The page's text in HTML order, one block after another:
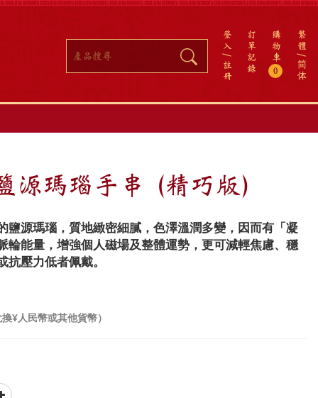
繁
體
简
体
購
物
車
0
訂
單
記
錄
登
入
註
冊
瑪瑙手串 (精巧版)
鹽源瑪瑙，質地緻密細膩，色澤溫潤多變，因而有「凝
輪能量，增強個人磁場及整體運勢，更可減輕焦慮、穩
壓力低者佩戴。
¥人民幣或其他貨幣）